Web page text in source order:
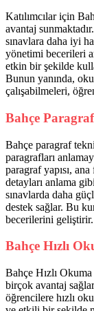
Katılımcılar için
avantaj
sınavlara daha iyi
yönetimi becerileri
etkin bir şekilde
Bunun yanında,
çalışabilmeleri,
Bahçe
Bahçe paragraf
paragrafları
paragraf yapısı,
detayları anlama
sınavlarda daha
destek sağlar. Bu
becerilerini geliştirir.
Bahçe Hızlı
Bahçe Hızlı
birçok avantaj
öğrencilere hızlı